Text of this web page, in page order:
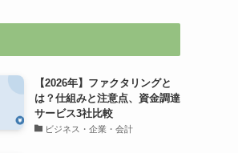
【2026年】ファクタリングと
は？仕組みと注意点、資金調達
サービス3社比較
ビジネス・企業・会計